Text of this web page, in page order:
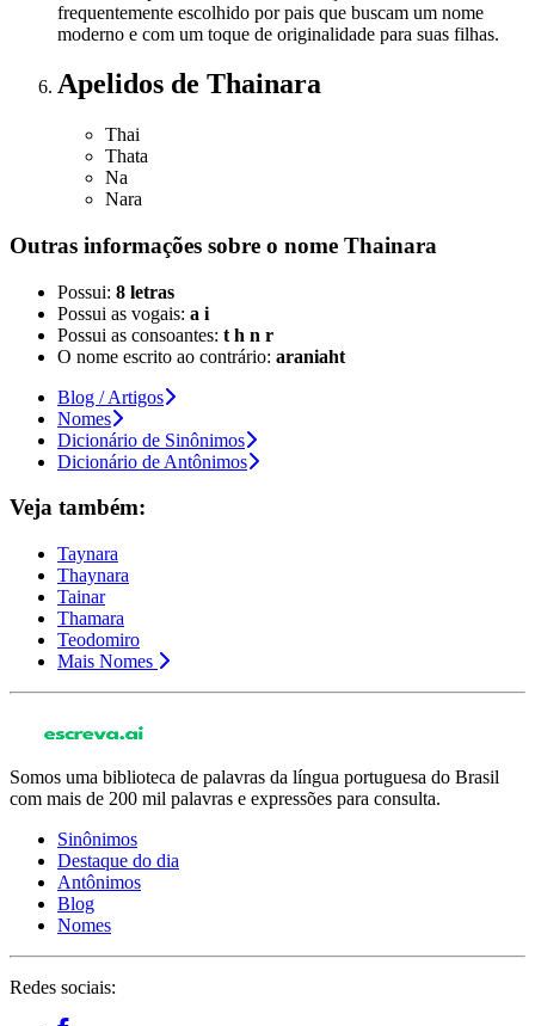
frequentemente escolhido por pais que buscam um nome
moderno e com um toque de originalidade para suas filhas.
Apelidos de Thainara
Thai
Thata
Na
Nara
Outras informações sobre o nome Thainara
Possui: 8 letras
Possui as vogais: a i
Possui as consoantes: t h n r
O nome escrito ao contrário: araniaht
Blog / Artigos
Nomes
Dicionário de Sinônimos
Dicionário de Antônimos
Veja também:
Taynara
Thaynara
Tainar
Thamara
Teodomiro
Mais Nomes
Somos uma biblioteca de palavras da língua portuguesa do Brasil
com mais de 200 mil palavras e expressões para consulta.
Sinônimos
Destaque do dia
Antônimos
Blog
Nomes
Redes sociais: